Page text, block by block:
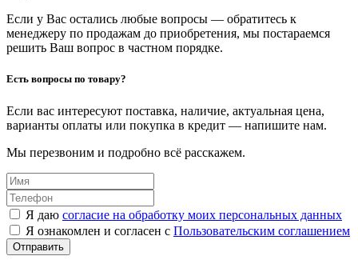
Если у Вас остались любые вопросы — обратитесь к
менеджеру по продажам до приобретения, мы постараемся
решить Ваш вопрос в частном порядке.
Есть вопросы по товару?
Если вас интересуют поставка, наличие, актуальная цена,
варианты оплаты или покупка в кредит — напишите нам.
Мы перезвоним и подробно всё расскажем.
Я даю согласие на обработку моих персональных данных
Я ознакомлен и согласен с Пользовательским соглашением
Отправить